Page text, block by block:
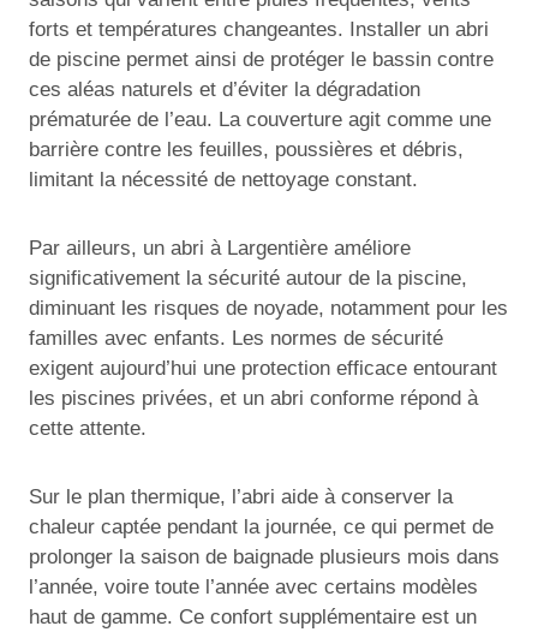
forts et températures changeantes. Installer un abri
de piscine permet ainsi de protéger le bassin contre
ces aléas naturels et d’éviter la dégradation
prématurée de l’eau. La couverture agit comme une
barrière contre les feuilles, poussières et débris,
limitant la nécessité de nettoyage constant.
Par ailleurs, un abri à Largentière améliore
significativement la sécurité autour de la piscine,
diminuant les risques de noyade, notamment pour les
familles avec enfants. Les normes de sécurité
exigent aujourd’hui une protection efficace entourant
les piscines privées, et un abri conforme répond à
cette attente.
Sur le plan thermique, l’abri aide à conserver la
chaleur captée pendant la journée, ce qui permet de
prolonger la saison de baignade plusieurs mois dans
l’année, voire toute l’année avec certains modèles
haut de gamme. Ce confort supplémentaire est un